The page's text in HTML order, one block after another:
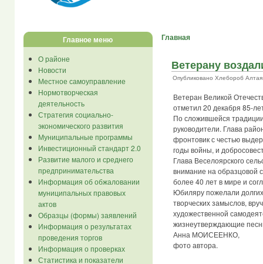
Главное меню
О районе
Новости
Местное самоуправление
Нормотворческая
деятельность
Стратегия социально-
экономического развития
Муниципальные программы
Инвестиционный стандарт 2.0
Развитие малого и среднего
предпринимательства
Информация об обжаловании
муниципальных правовых
актов
Образцы (формы) заявлений
Информация о результатах
проведения торгов
Информация о проверках
Статистика и показатели
Главная
Ветерану
Опубликовано Хлебороб Алтая
Ветеран Великой
отметил 20 декабря 85-
По сложившейся
руководители. Глава
фронтовик с честью
годы войны, и
Глава Веселоярского
внимание на образцовой
более 40 лет в мире и
Юбиляру пожелали
творческих замыслов,
художественной
жизнеутверждающие
Анна МОИСЕЕНКО,
фото автора.